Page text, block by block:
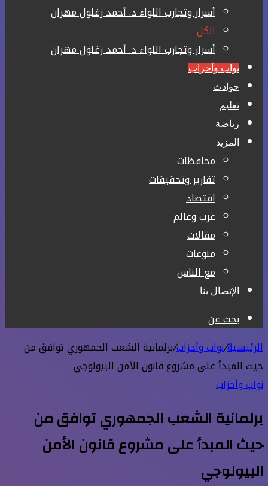
أسرار وتجارب اللواء د. أحمد زغلول مهران
الكل
أسرار وتجارب اللواء د. أحمد زغلول مهران
نواب وأحزاب
حوادث
تعليم
رياضة
المزيد
محافظات
تقارير وتحقيقات
اقتصاد
عرب وعالم
مقالات
منوعات
مع الناس
الإتصال بنا
بحث عن
الرئيسية/نواب وأحزاب/برلمانية الشعب الجمهوري توافق من
حيث المبدأ على مشروع قانون الأمن البيولوجي
نواب وأحزاب
برلمانية الشعب الجمهوري توافق من
حيث المبدأ على مشروع قانون الأمن
البيولوجي